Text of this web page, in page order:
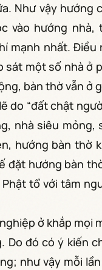
Như vậy hướng
vào hướng
mạnh nhất.
sát một số nhà ở
bàn thờ vẫn ở
do “đất chật
nhà siêu
hướng bàn thờ
đặt hướng bàn
tổ với tâm
ở khắp mọi
Do đó có ý kiến
như vậy mỗi